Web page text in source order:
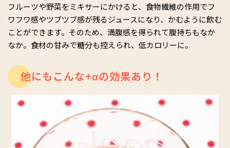
フルーツや野菜をミキサーにかけると、食物繊維の作用でフ
ワフワ感やツブツブ感が残るジュースになり、かむように飲む
ことができます。そのため、満腹感を得られて腹持ちもなか
なか。食材の甘みで糖分も控えられ、低カロリーに。
他にもこんな+αの効果あり！